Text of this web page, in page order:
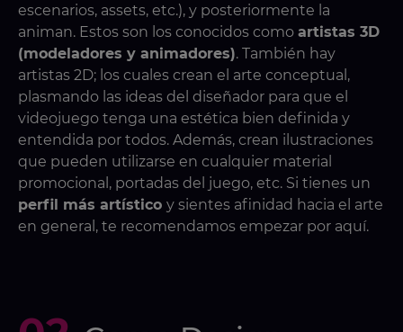
escenarios, assets, etc.), y posteriormente la
animan. Estos son los conocidos como artistas 3D
(modeladores y animadores). También hay
artistas 2D; los cuales crean el arte conceptual,
plasmando las ideas del diseñador para que el
videojuego tenga una estética bien definida y
entendida por todos. Además, crean ilustraciones
que pueden utilizarse en cualquier material
promocional, portadas del juego, etc. Si tienes un
perfil más artístico y sientes afinidad hacia el arte
en general, te recomendamos empezar por aquí.